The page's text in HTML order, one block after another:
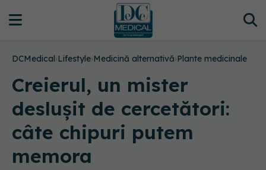
DCMedical›Lifestyle›Medicină alternativă›Plante medicinale
Creierul, un mister
deslușit de cercetători:
câte chipuri putem
memora